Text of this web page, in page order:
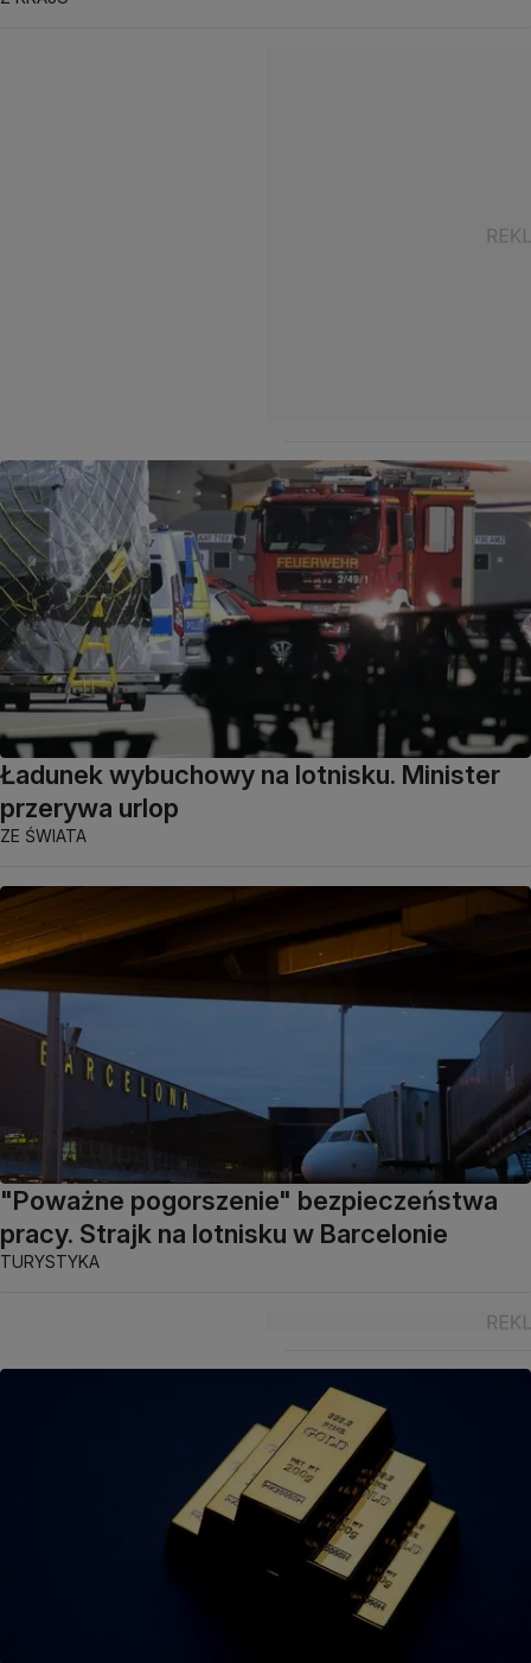
Ładunek wybuchowy na lotnisku. Minister
przerywa urlop
ZE ŚWIATA
"Poważne pogorszenie" bezpieczeństwa
pracy. Strajk na lotnisku w Barcelonie
TURYSTYKA